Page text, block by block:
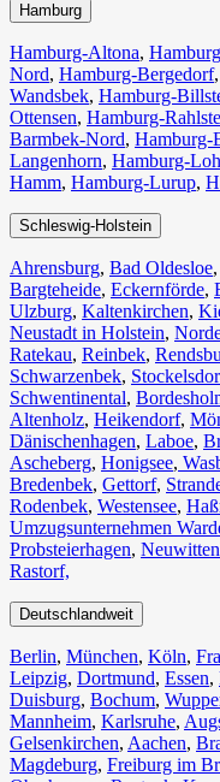
Hamburg
Hamburg-Altona,
Nord, Hamburg-Bergedorf,
Wandsbek, Hamburg-
Ottensen, Hamburg-
Barmbek-Nord, Hamburg-
Langenhorn, Hamburg-
Hamm, Hamburg-Lurup,
Schleswig-Holstein
Ahrensburg, Bad Oldesloe,
Bargteheide, Eckernförde,
Ulzburg, Kaltenkirchen,
Neustadt in Holstein,
Ratekau, Reinbek,
Schwarzenbek,
Schwentinental,
Altenholz, Heikendorf,
Dänischenhagen, Laboe,
Ascheberg, Honigsee,
Bredenbek, Gettorf,
Rodenbek, Westensee,
Umzugsunternehmen
Probsteierhagen,
Rastorf,
Deutschlandweit
Berlin⁠, München, Köln⁠,
Leipzig, Dortmund, Essen,
Duisburg⁠, Bochum,
Mannheim, Karlsruhe,
Gelsenkirchen⁠, Aachen⁠,
Magdeburg, Freiburg im